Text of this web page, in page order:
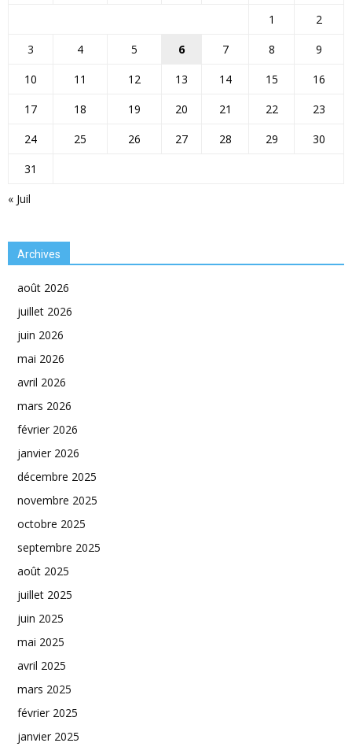
« Juil
1
2
3
4 5 6 7 8
9
10
11 12 13 14 15
16
17
18 19 20 21 22
23
24
25 26 27 28 29
30
31
Archives
août 2026
juillet 2026
juin 2026
mai 2026
avril 2026
mars 2026
février 2026
janvier 2026
décembre 2025
novembre 2025
octobre 2025
septembre 2025
août 2025
juillet 2025
juin 2025
mai 2025
avril 2025
mars 2025
février 2025
janvier 2025